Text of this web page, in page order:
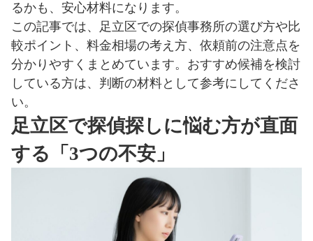
るかも、安心材料になります。
この記事では、足立区での探偵事務所の選び方や比
較ポイント、料金相場の考え方、依頼前の注意点を
分かりやすくまとめています。おすすめ候補を検討
している方は、判断の材料として参考にしてくださ
い。
足立区で探偵探しに悩む方が直面
する「3つの不安」